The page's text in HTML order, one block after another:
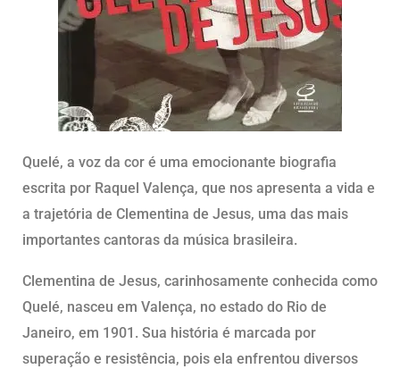
Quelé, a voz da cor é uma emocionante biografia
escrita por Raquel Valença, que nos apresenta a vida e
a trajetória de Clementina de Jesus, uma das mais
importantes cantoras da música brasileira.
Clementina de Jesus, carinhosamente conhecida como
Quelé, nasceu em Valença, no estado do Rio de
Janeiro, em 1901. Sua história é marcada por
superação e resistência, pois ela enfrentou diversos